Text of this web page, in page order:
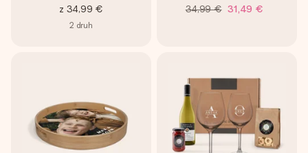
z 34,99 €
2 druh
34,99 € 31,49 €